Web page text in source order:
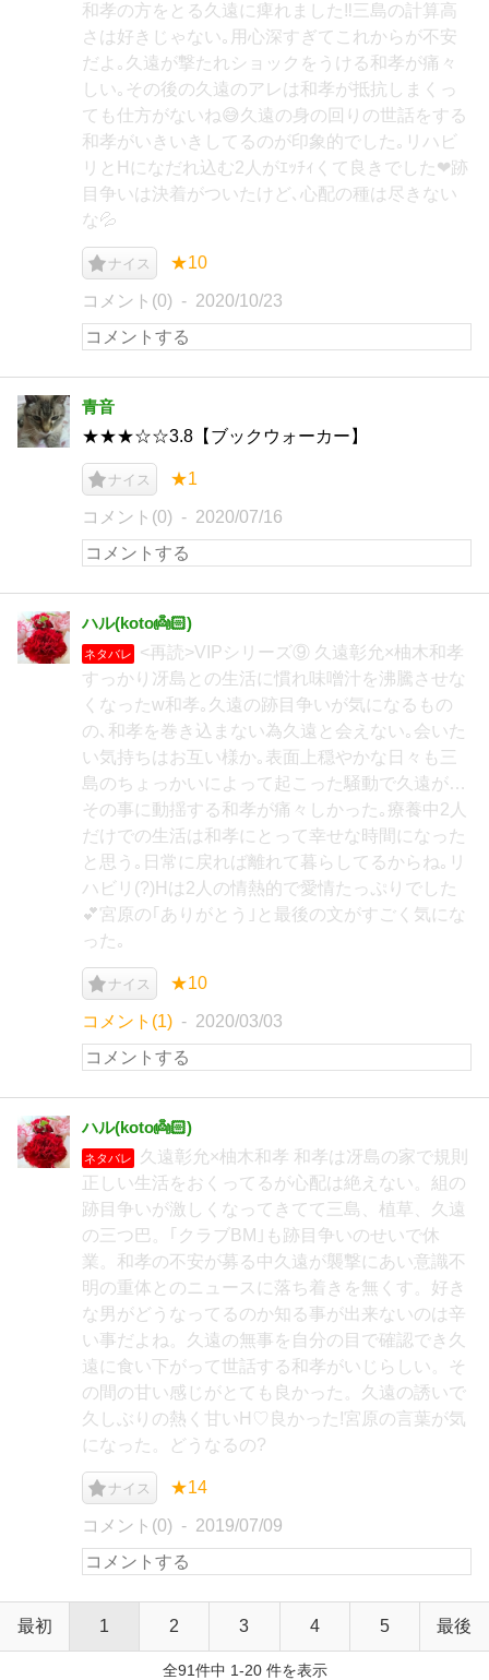
和孝の方をとる久遠に痺れました‼︎三島の計算高
さは好きじゃない｡用心深すぎてこれからが不安
だよ｡久遠が撃たれショックをうける和孝が痛々
しい｡その後の久遠のアレは和孝が抵抗しまくっ
ても仕方がないね😅久遠の身の回りの世話をする
和孝がいきいきしてるのが印象的でした｡リハビ
リとHになだれ込む2人がｴｯﾁｨくて良きでした❤跡
目争いは決着がついたけど､心配の種は尽きない
な💦
ナイス ★10
コメント(0) 2020/10/23
青音
★★★☆☆3.8【ブックウォーカー】
ナイス ★1
コメント(0) 2020/07/16
ハル(koto👼🏻‎)
ネタバレ
<再読>VIPシリーズ⑨ 久遠彰允×柚木和孝
すっかり冴島との生活に慣れ味噌汁を沸騰させな
くなった‪w和孝｡久遠の跡目争いが気になるもの
の､和孝を巻き込まない為久遠と会えない｡会いた
い気持ちはお互い様か｡表面上穏やかな日々も三
島のちょっかいによって起こった騒動で久遠が…
その事に動揺する和孝が痛々しかった｡療養中2人
だけでの生活は和孝にとって幸せな時間になった
と思う｡日常に戻れば離れて暮らしてるからね｡リ
ハビリ(?)Hは2人の情熱的で愛情たっぷりでした
💕宮原の｢ありがとう｣と最後の文がすごく気にな
った｡
ナイス ★10
コメント(1) 2020/03/03
ハル(koto👼🏻‎)
ネタバレ
久遠彰允×柚木和孝 和孝は冴島の家で規則
正しい生活をおくってるが心配は絶えない。組の
跡目争いが激しくなってきてて三島、植草、久遠
の三つ巴。｢クラブBM｣も跡目争いのせいで休
業。和孝の不安が募る中久遠が襲撃にあい意識不
明の重体とのニュースに落ち着きを無くす。好き
な男がどうなってるのか知る事が出来ないのは辛
い事だよね。久遠の無事を自分の目で確認でき久
遠に食い下がって世話する和孝がいじらしい。そ
の間の甘い感じがとても良かった。久遠の誘いで
久しぶりの熱く甘いH♡良かった!宮原の言葉が気
になった。どうなるの?
ナイス ★14
コメント(0) 2019/07/09
最初 1 2 3 4 5 最後
全91件中 1-20 件を表示